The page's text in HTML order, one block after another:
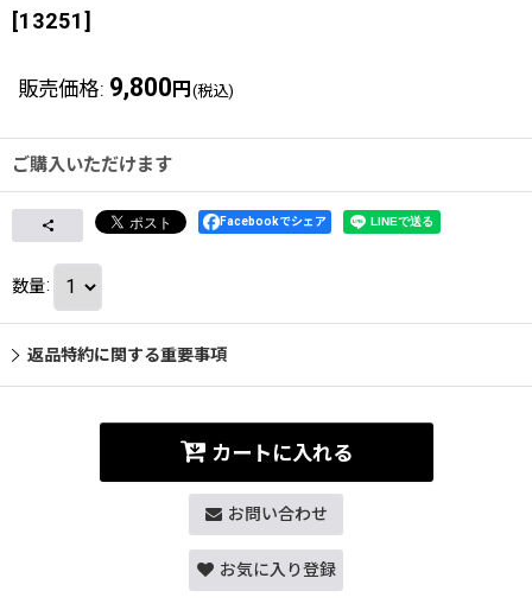
[13251]
販売価格: 9,800 円 (税込)
ご購入いただけます
Facebookでシェア
数量:
返品特約に関する重要事項
カートに入れる
お問い合わせ
お気に入り登録